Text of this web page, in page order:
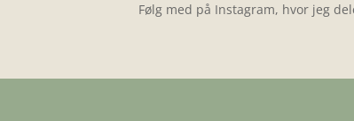
Følg med på Instagram, hvor jeg